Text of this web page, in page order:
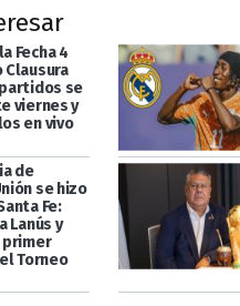
Fecha 4
Clausura
se
viernes y
en vivo
de
se hizo
Fe:
Lanús y
Torneo